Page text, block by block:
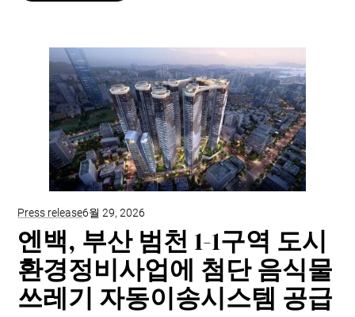
Press release6월 29, 2026
엔백, 부산 범천 1-1구역 도시
환경정비사업에 첨단 음식물
쓰레기 자동이송시스템 공급